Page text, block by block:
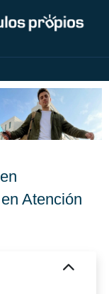
Atención